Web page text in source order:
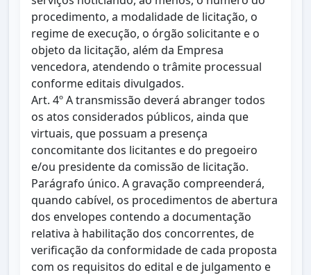
procedimento, a modalidade de licitação, o
regime de execução, o órgão solicitante e o
objeto da licitação, além da Empresa
vencedora, atendendo o trâmite processual
conforme editais divulgados.
Art. 4º A transmissão deverá abranger todos
os atos considerados públicos, ainda que
virtuais, que possuam a presença
concomitante dos licitantes e do pregoeiro
e/ou presidente da comissão de licitação.
Parágrafo único. A gravação compreenderá,
quando cabível, os procedimentos de abertura
dos envelopes contendo a documentação
relativa à habilitação dos concorrentes, de
verificação da conformidade de cada proposta
com os requisitos do edital e de julgamento e